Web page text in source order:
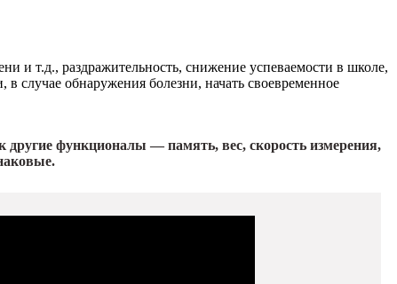
и т.д., раздражительность, снижение успеваемости в школе,
случае обнаружения болезни, начать своевременное
функционалы — память, вес, скорость измерения,